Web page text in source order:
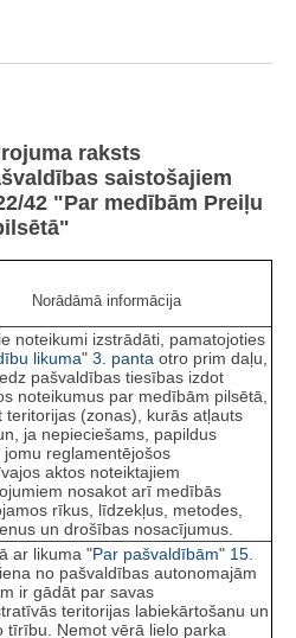
raksts
saistošajiem
42 "Par medībām Preiļu
Norādāmā informācija
noteikumi izstrādāti, pamatojoties
likuma" 3. panta otro prim daļu,
pašvaldības tiesības izdot
noteikumus par medībām pilsētā,
teritorijas (zonas), kurās atļauts
ja nepieciešams, papildus
jomu reglamentējošos
aktos noteiktajiem
nosakot arī medībās
rīkus, līdzekļus, metodes,
un drošības nosacījumus.
ar likuma "Par pašvaldībām" 15.
no pašvaldības autonomajām
ir gādāt par savas
teritorijas labiekārtošanu un
tīrību. Ņemot vērā lielo parka